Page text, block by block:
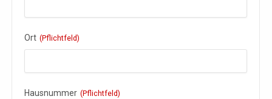
Ort (Pflichtfeld)
Hausnummer (Pflichtfeld)